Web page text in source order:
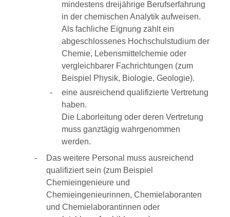
mindestens dreijährige Berufserfahrung
in der chemischen Anal ytik aufweisen.
Als fachliche Eignung zählt ein
abgeschlossenes Hochschulstudium der
Chemie, Lebensmittelchemie oder
vergleichbarer Fachrichtungen (zum
Beispiel Physik, Biologie, Geologie).
eine ausreichend qualifizierte Vertretung
haben.
Die Laborleitung oder deren Vertretung
muss ganztägig wahrgenommen
werden.
Das weitere Personal muss ausreichend
qualifiziert sein (zum Beispiel
Chemieingenieure und
Chemieingenieurinnen, Chemielaboranten
und Chemielaborantinnen oder